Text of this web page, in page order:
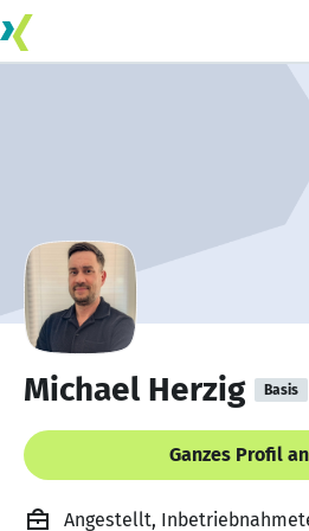
Michael Herzig Basis
Ganzes Profil
Angestellt,